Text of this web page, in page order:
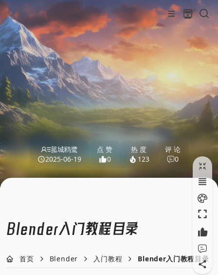
菰城鸥鹭
2025-06-19
点 赞
0
热 度
123
评 论
0
Blender入门教程目录
首页 Blender 入门教程 Blender入门教程目录